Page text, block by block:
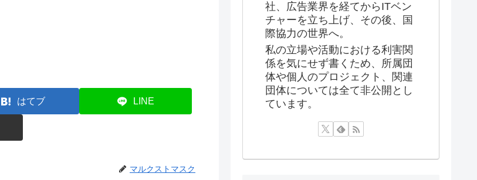
はてブ LINE
マルクストマスク
社、広告業界を経てからITベン
チャーを立ち上げ、その後、国
際協力の世界へ。
私の立場や活動における利害関
係を気にせず書くため、所属団
体や個人のプロジェクト、関連
団体については全て非公開とし
ています。